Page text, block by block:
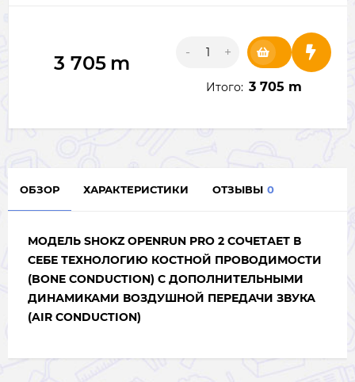
3 705 m - +
Итого: 3 705 m
ОБЗОР ХАРАКТЕРИСТИКИ ОТЗЫВЫ 0
МОДЕЛЬ SHOKZ OPENRUN PRO 2 СОЧЕТАЕТ В
СЕБЕ ТЕХНОЛОГИЮ КОСТНОЙ ПРОВОДИМОСТИ
(BONE CONDUCTION) С ДОПОЛНИТЕЛЬНЫМИ
ДИНАМИКАМИ ВОЗДУШНОЙ ПЕРЕДАЧИ ЗВУКА
(AIR CONDUCTION)